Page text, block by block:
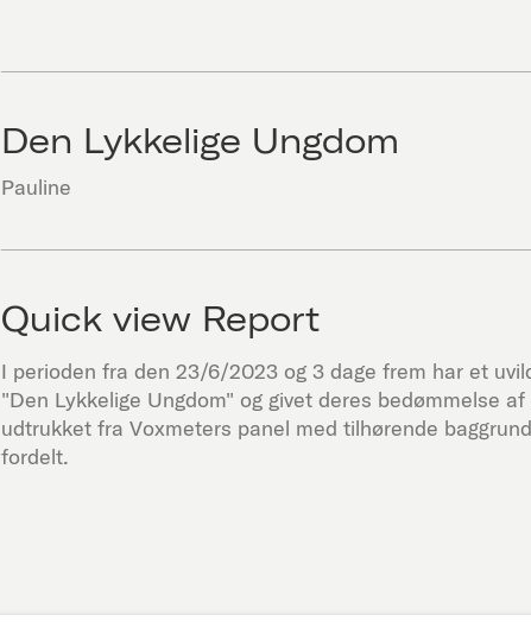
Den Lykkelige Ungdom
Pauline
Quick view Report
I perioden fra den 23/6/2023 og 3 dage frem har et
"Den Lykkelige Ungdom" og givet deres bedømmelse
udtrukket fra Voxmeters panel med tilhørende
fordelt.